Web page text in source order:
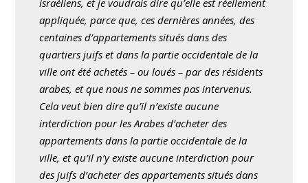
israéliens, et je voudrais dire qu’elle est réellement
appliquée, parce que, ces dernières années, des
centaines d’appartements situés dans des
quartiers juifs et dans la partie occidentale de la
ville ont été achetés – ou loués – par des résidents
arabes, et que nous ne sommes pas intervenus.
Cela veut bien dire qu’il n’existe aucune
interdiction pour les Arabes d’acheter des
appartements dans la partie occidentale de la
ville, et qu’il n’y existe aucune interdiction pour
des juifs d’acheter des appartements situés dans